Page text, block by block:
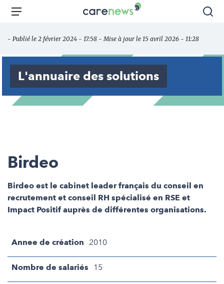
Aller
principal
Carenews,
des
acteurs
l'engagement
Menu
- Publié le 2 février 2024 - 17:58 - Mise à jour le 15 avril 2026 - 11:28
L'annuaire des solutions
Birdeo
Birdeo est le cabinet leader français du conseil en
recrutement et conseil RH spécialisé en RSE et
Impact Positif auprès de différentes organisations.
Annee de création 2010
Nombre de salariés 15